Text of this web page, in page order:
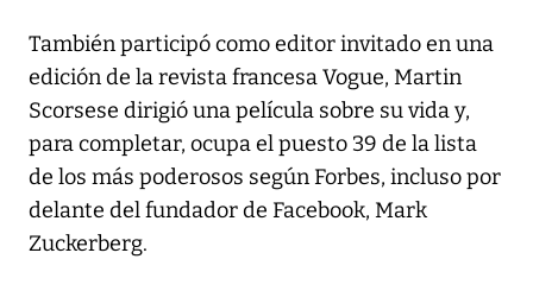
También participó como editor invitado en una
edición de la revista francesa Vogue, Martin
Scorsese dirigió una película sobre su vida y,
para completar, ocupa el puesto 39 de la lista
de los más poderosos según Forbes, incluso por
delante del fundador de Facebook, Mark
Zuckerberg.